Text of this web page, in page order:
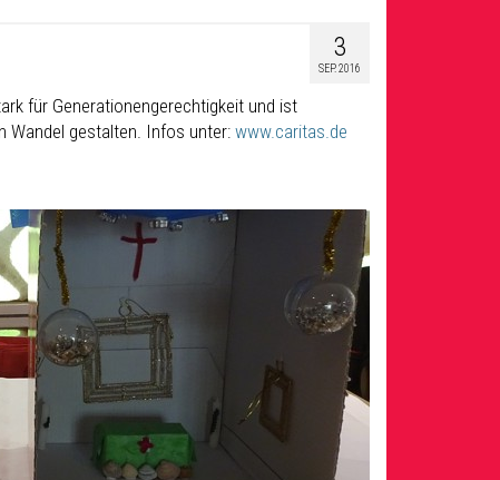
3
SEP. 2016
für Generationengerechtigkeit und ist
Wandel gestalten. Infos unter:www.caritas.de